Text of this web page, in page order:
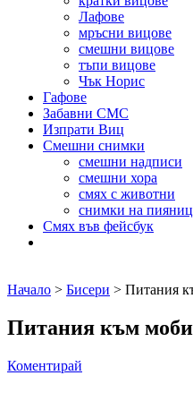
Лафове
мръсни вицове
смешни вицове
тъпи вицове
Чък Норис
Гафове
Забавни СМС
Изпрати Виц
Смешни снимки
смешни надписи
смешни хора
смях с животни
снимки на
Смях във фейсбук
Начало > Бисери > Питания
Питания към
Коментирай